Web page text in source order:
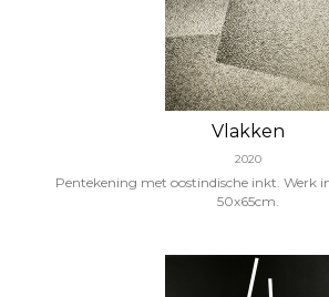
Vlakken
2020
Pentekening met oostindische inkt. Werk
50x65cm.